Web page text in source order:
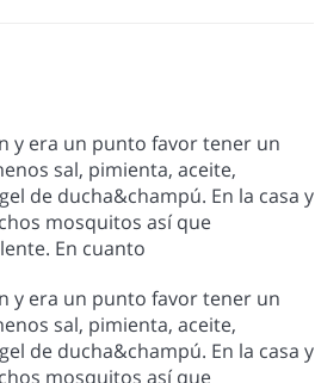
y era un punto favor tener un
sal, pimienta, aceite,
de ducha&champú. En la casa y
mosquitos así que
En cuanto
y era un punto favor tener un
sal, pimienta, aceite,
de ducha&champú. En la casa y
mosquitos así que